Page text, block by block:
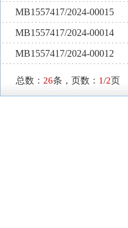
MB1557417/2024-00015
MB1557417/2024-00014
MB1557417/2024-00012
总数： 26条，页数： 1/2页